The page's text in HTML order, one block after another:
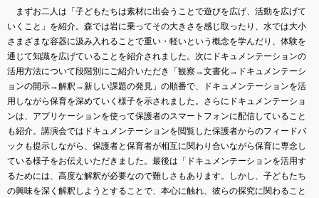
まずお二人は「子どもたちは素材に出会うことで遊びを広げ、活動を広げて
いくこと」を紹介。森では岩に乗ってその大きさを感じ取ったり、水では大小
さまざまな容器に汲み入れることで重い・軽いという概念を学んだり、体験を
通じて知識を広げていることを紹介されました。次にドキュメンテーションの
活用方法について段階別にご紹介いただき「観察→文書化→ドキュメンテーシ
ョンの開示→解釈→新しい課題の発見」の順番で、ドキュメンテーションを活
用しながら保育を深めていく様子を示されました。さらにドキュメンテーショ
ンは、アプリケーションを使って保護者のスマートフォンに配信していること
も紹介。講演会ではドキュメンテーションを閲覧した保護者からのフィードバ
ックも提示しながら、保護者と保育者が相互に関わり合いながら保育に専念し
ている様子をお伝えいただきました。最後は「ドキュメンテーションを活用す
るためには、高度な解釈が必要なので難しさもあります。しかし、子どもたち
の興味を深く解釈しようとすることで、本心に触れ、彼らの探究に関わること